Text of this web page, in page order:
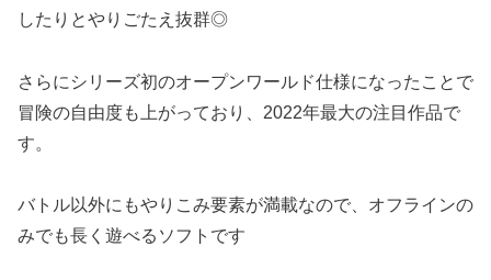
したりとやりごたえ抜群◎
さらにシリーズ初のオープンワールド仕様になったことで
冒険の自由度も上がっており、2022年最大の注目作品で
す。
バトル以外にもやりこみ要素が満載なので、オフラインの
みでも長く遊べるソフトです